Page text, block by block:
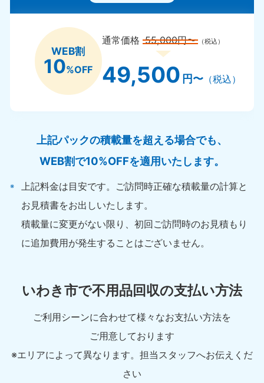
WEB割
10%OFF
通常価格55,000円〜 （税込）
49,500 円〜（税込）
上記パックの積載量を超える場合でも、
WEB割で10%OFFを適用いたします。
上記料金は目安です。ご訪問時正確な積載量の計算と
お見積書をお出しいたします。
積載量に変更がない限り、初回ご訪問時のお見積もり
に追加費用が発生することはございません。
いわき市で不用品回収の支払い方法
ご利用シーンに合わせて様々なお支払い方法を
ご用意しております
※エリアによって異なります。担当スタッフへお伝えくだ
さい